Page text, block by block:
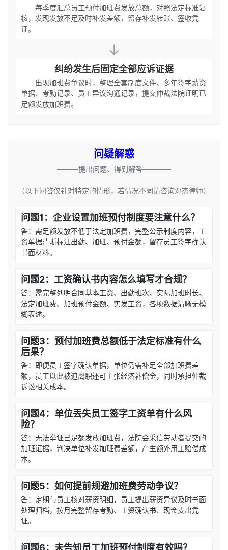
每季度汇总员工预付加班费发放总额，对照法定标准复
核，发现发放不足及时补发差额，留存补发转账、签收凭
证。
↓
纠纷发生后固定全部应诉证据
出现加班费争议时，整理全套制度文件、多年签字薪资
单据、考勤记录、员工异议沟通记录，提交仲裁法院证明已
足额发放加班费。
问疑解惑
———提出问题、得到解答————
（以下问答仅针对特定的情形，若情况不同请咨询邓杰律师）
问题1：企业设置加班预付制度要注意什么？
答：需足额发放不低于法定加班费，完整公示制度内容，工
资单据清晰标注出勤、加班、预付金额，留存员工签字确认
书面材料。
问题2：工资确认书内容怎么填写才合规？
答：需完整列明合同基本工资、出勤班次、实际加班时长、
法定加班费、加班预付金额、实发工资，各项数据清晰无模
糊表述。
问题3：预付加班费总额低于法定标准有什么
后果？
答：即便员工签字确认单据，单位仍需补足全部加班费差
额，员工以此被迫离职还可主张经济补偿金，同时承担仲裁
诉讼相关成本。
问题4：单位丢失员工签字工资单有什么风
险？
答：无法举证已足额发放加班费，法院会采信劳动者提交的
加班证据，判决单位补发加班费差额，产生额外用工赔偿成
本。
问题5：如何提前规避加班费劳动争议？
答：定期与员工核对薪资明细，员工提出薪资异议及时书面
处理归档，按月完整留存考勤、工资确认书、现金支出凭
证。
问题6：未告知员工加班预付制度有效吗？